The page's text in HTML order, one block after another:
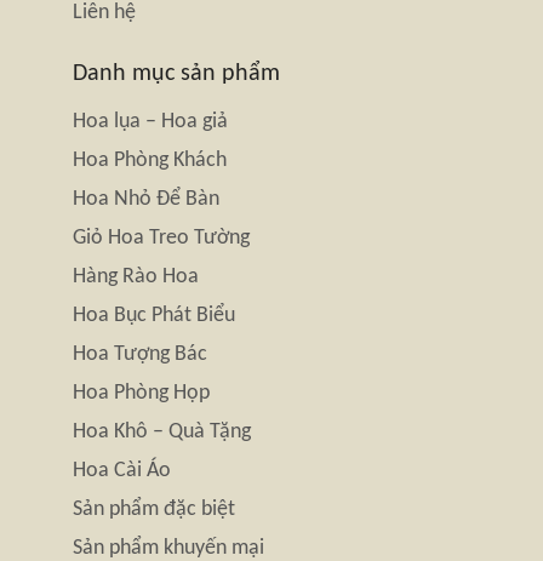
Liên hệ
Danh mục sản phẩm
Hoa lụa – Hoa giả
Hoa Phòng Khách
Hoa Nhỏ Để Bàn
Giỏ Hoa Treo Tường
Hàng Rào Hoa
Hoa Bục Phát Biểu
Hoa Tượng Bác
Hoa Phòng Họp
Hoa Khô – Quà Tặng
Hoa Cài Áo
Sản phẩm đặc biệt
Sản phẩm khuyến mại